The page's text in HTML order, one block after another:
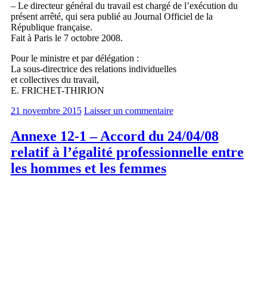
– Le directeur général du travail est chargé de l’exécution du
présent arrêté, qui sera publié au Journal Officiel de la
République française.
Fait à Paris le 7 octobre 2008.
Pour le ministre et par délégation :
La sous-directrice des relations individuelles
et collectives du travail,
E. FRICHET-THIRION
21 novembre 2015 Laisser un commentaire
Annexe 12-1 – Accord du 24/04/08
relatif à l’égalité professionnelle entre
les hommes et les femmes